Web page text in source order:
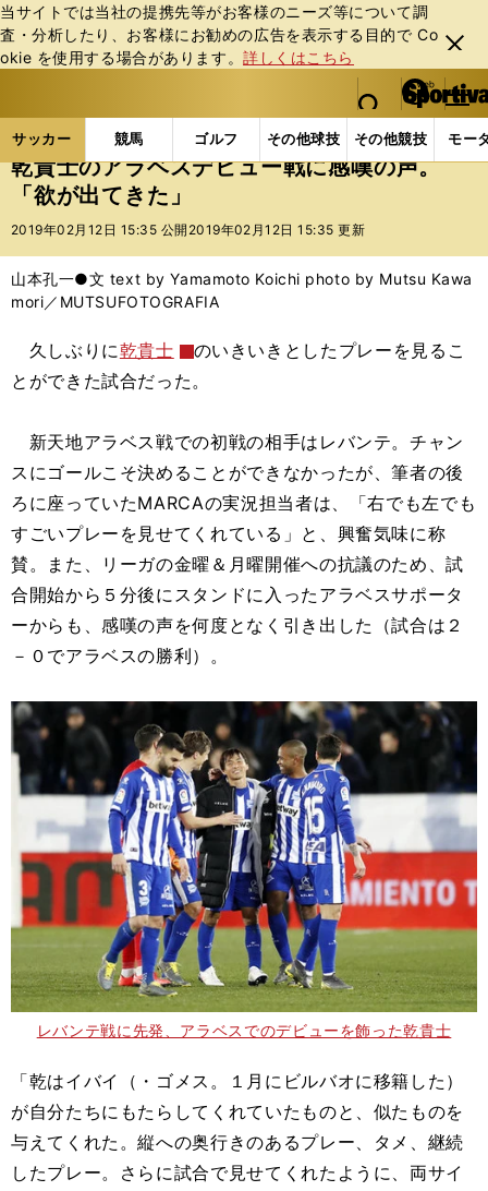
当サイトでは当社の提携先等がお客様のニーズ等について調
査・分析したり、お客様にお勧めの広告を表⽰する⽬的で Co
okie を使⽤する場合があります。詳しくはこちら
閉じ
る
web Sportiva (webスポルティーバ)
検索
マイペ
ー
ジ
メニュ
サッカー 競馬 ゴルフ その他球技 その他競技 モー
ス
ポ
ル
バ
サッカーの記事一覧 海外サッカー 海外サッカー
乾貴士のアラベスデビュー戦に感嘆の声。
「欲が出てきた」
2019年02月12日 15:35 公開 2019年02月12日 15:35 更新
山本孔一●文 text by Yamamoto Koichi photo by Mutsu Kawa
mori／MUTSUFOTOGRAFIA
久しぶりに乾貴士
のいきいきとしたプレーを見るこ
とができた試合だった。
新天地アラベス戦での初戦の相手はレバンテ。チャン
スにゴールこそ決めることができなかったが、筆者の後
ろに座っていたMARCAの実況担当者は、「右でも左でも
すごいプレーを見せてくれている」と、興奮気味に称
賛。また、リーガの金曜＆月曜開催への抗議のため、試
合開始から５分後にスタンドに入ったアラベスサポータ
ーからも、感嘆の声を何度となく引き出した（試合は２
－０でアラベスの勝利）。
レバンテ戦に先発、アラベスでのデビューを飾った乾貴士
「乾はイバイ（・ゴメス。１月にビルバオに移籍した）
が自分たちにもたらしてくれていたものと、似たものを
与えてくれた。縦への奥行きのあるプレー、タメ、継続
したプレー。さらに試合で見せてくれたように、両サイ